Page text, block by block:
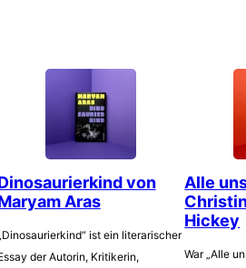
von
Aras
ist ein literarischer
der Autorin, Kritikerin,
Alle
Hickey
War „Alle